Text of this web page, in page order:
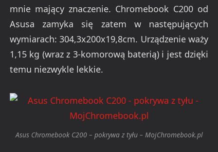
mnie mający znaczenie. Chromebook C200 od
Asusa zamyka się zatem w następujących
wymiarach: 304,3x200x19,8cm. Urządzenie waży
1,15 kg (wraz z 3-komorową baterią) i jest dzięki
temu niezwykle lekkie.
Asus Chromebook C200 – pokrywa z tyłu – MojChromebook.pl